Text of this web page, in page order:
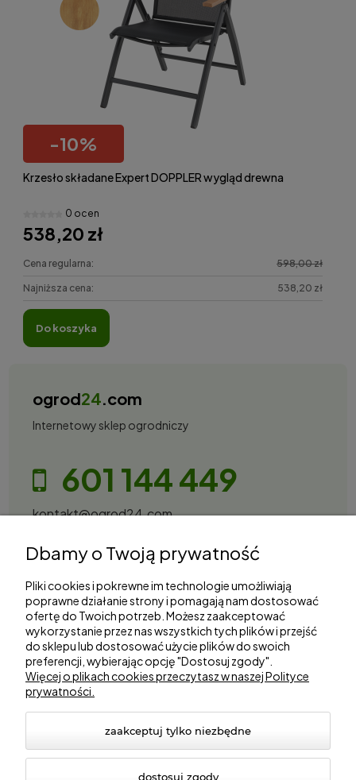
-10%
Krzesło składane Expert DOPPLER wygląd drewna
0 ocen
538,20 zł
Cena regularna: 598,00 zł
Najniższa cena: 538,20 zł
do koszyka
ogrod24.com
Internetowy sklep ogrodniczy
601 144 449
kontakt@ogrod24.com
Gorzowska 27, 66-530 Trzebicz
Zakupy
Informacje
Marki
Dbamy o Twoją prywatność
Pliki cookies i pokrewne im technologie umożliwiają
poprawne działanie strony i pomagają nam dostosować
ofertę do Twoich potrzeb. Możesz zaakceptować
wykorzystanie przez nas wszystkich tych plików i przejść
do sklepu lub dostosować użycie plików do swoich
preferencji, wybierając opcję "Dostosuj zgody".
Więcej o plikach cookies przeczytasz w naszej Polityce
prywatności.
zaakceptuj tylko niezbędne
dostosuj zgody